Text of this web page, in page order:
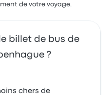
de votre voyage.
billet de bus de
?
chers de